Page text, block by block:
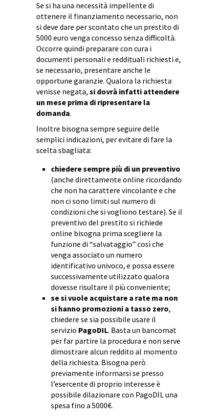
Se si ha una necessità impellente di
ottenere il finanziamento necessario, non
si deve dare per scontato che un prestito di
5000 euro venga concesso senza difficoltà.
Occorre quindi preparare con cura i
documenti personali e reddituali richiesti e,
se necessario, presentare anche le
opportune garanzie. Qualora la richiesta
venisse negata, si dovrà infatti attendere
un mese prima di ripresentare la
domanda.
Inoltre bisogna sempre seguire delle
semplici indicazioni, per evitare di fare la
scelta sbagliata:
chiedere sempre più di un preventivo
(anche direttamente online ricordando
che non ha carattere vincolante e che
non ci sono limiti sul numero di
condizioni che si vogliono testare). Se il
preventivo del prestito si richiede
online bisogna prima scegliere la
funzione di “salvataggio” così che
venga associato un numero
identificativo univoco, e possa essere
successivamente utilizzato qualora
dovesse risultare il più conveniente;
se si vuole acquistare a rate ma non
si hanno promozioni a tasso zero,
chiedere se sia possibile usare il
servizio PagoDIL. Basta un bancomat
per far partire la procedura e non serve
dimostrare alcun reddito al momento
della richiesta. Bisogna però
previamente informarsi se presso
l’esercente di proprio interesse è
possibile dilazionare con PagoDIL una
spesa fino a 5000€.